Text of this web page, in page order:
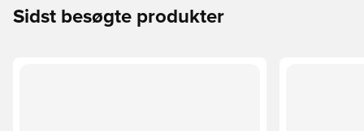
Sidst besøgte produkter